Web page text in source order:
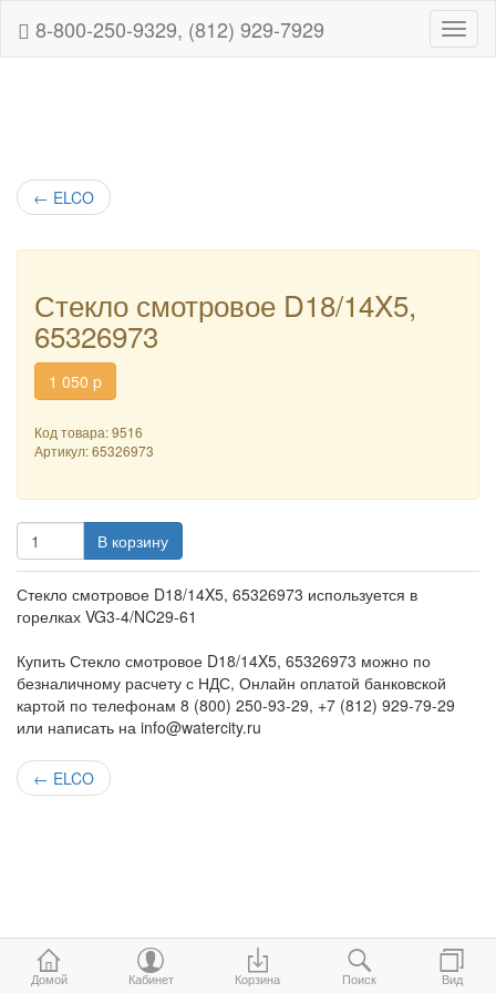
8-800-250-9329, (812) 929-7929
← ELCO
Стекло смотровое D18/14X5,
65326973
1 050 p
Код товара: 9516
Артикул:65326973
В корзину
Стекло смотровое D18/14X5, 65326973 используется в
горелках VG3-4/NC29-61
Купить Стекло смотровое D18/14X5, 65326973 можно по
безналичному расчету с НДС, Онлайн оплатой банковской
картой по телефонам 8 (800) 250-93-29, +7 (812) 929-79-29
или написать на info@watercity.ru
← ELCO
Домой Кабинет Корзина Поиск Вид